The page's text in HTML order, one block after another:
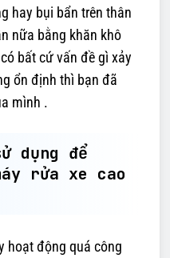
hay bụi bẩn trên thân
nữa bằng khăn khô
bất cứ vấn đề gì xảy
ổn định thì bạn đã
mình .
dụng để
rửa xe cao
hoạt động quá công